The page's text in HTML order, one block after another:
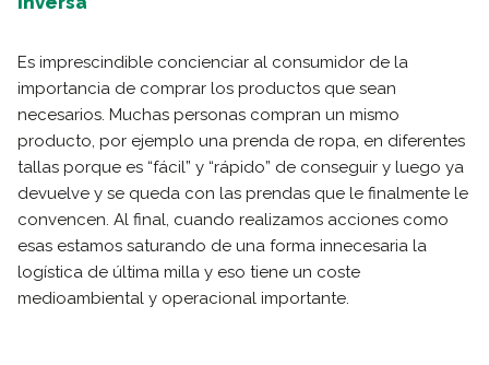
Es imprescindible concienciar al consumidor de la
importancia de comprar los productos que sean
necesarios. Muchas personas compran un mismo
producto, por ejemplo una prenda de ropa, en diferentes
tallas porque es “fácil” y “rápido” de conseguir y luego ya
devuelve y se queda con las prendas que le finalmente le
convencen. Al final, cuando realizamos acciones como
esas estamos saturando de una forma innecesaria la
logística de última milla y eso tiene un coste
medioambiental y operacional importante.